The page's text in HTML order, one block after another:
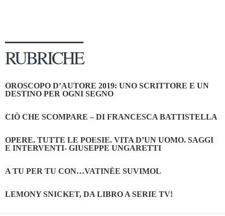
RUBRICHE
OROSCOPO D’AUTORE 2019: UNO SCRITTORE E UN
DESTINO PER OGNI SEGNO
CIÒ CHE SCOMPARE – DI FRANCESCA BATTISTELLA
OPERE. TUTTE LE POESIE. VITA D’UN UOMO. SAGGI
E INTERVENTI- GIUSEPPE UNGARETTI
A TU PER TU CON…VATINÈE SUVIMOL
LEMONY SNICKET, DA LIBRO A SERIE TV!